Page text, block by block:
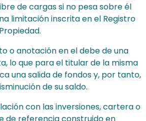
de cargas si no pesa sobre él
limitación inscrita en el Registro
o anotación en el debe de una
lo que para el titular de la misma
una salida de fondos y, por tanto,
de su saldo.
con las inversiones, cartera o